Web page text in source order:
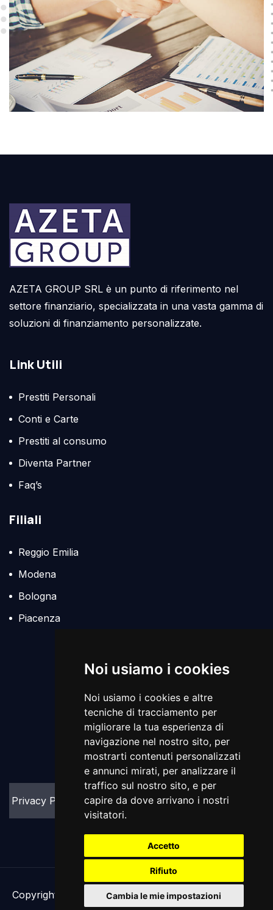
Noi usiamo i cookies
Noi usiamo i cookies e altre
tecniche di tracciamento per
migliorare la tua esperienza di
navigazione nel nostro sito, per
mostrarti contenuti personalizzati
e annunci mirati, per analizzare il
traffico sul nostro sito, e per
capire da dove arrivano i nostri
visitatori.
Accetto
Rifiuto
Cambia le mie impostazioni
AZETA GROUP SRL è un punto di riferimento nel
settore finanziario, specializzata in una vasta gamma di
soluzioni di finanziamento personalizzate.
Link Utili
Prestiti Personali
Conti e Carte
Prestiti al consumo
Diventa Partner
Faq’s
Filiali
Reggio Emilia
Modena
Bologna
Piacenza
Privacy Policy Cookie Policy
Copyright Azeta Group 2024. Designed byBytesfarm